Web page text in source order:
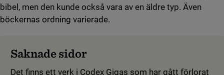
bibel, men den kunde också vara av en äldre typ. Även
böckernas ordning varierade.
Saknade sidor
Det finns ett verk i Codex Gigas som har gått förlorat